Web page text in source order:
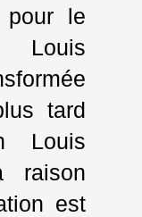
pour le
Louis
tard
Louis
raison
est